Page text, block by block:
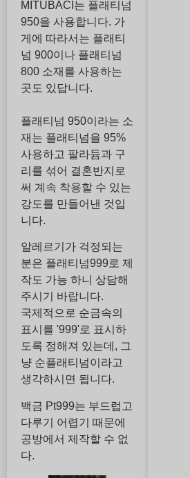
MITUBACI는 플래티넘
950을 사용합니다. 가
게에 따라서는 플래티
넘 900이나 플래티넘
800 소재를 사용하는
곳도 있답니다.
플래티넘 950이라는 소
재는 플래티넘을 95%
사용하고 팔라듐과 구
리를 섞어 결혼반지로
써 계속 착용할 수 있는
강도를 만들어낸 것입
니다.
알레르기가 걱정되는
분은 플래티넘999로 제
작도 가능 하니 상담해
주시기 바랍니다.
국제적으로 순금속의
표시를 '999'로 표시하
도록 정해져 있는데, 그
냥 순플래티넘이라고
생각하시면 됩니다.
백금 Pt999는 부드럽고
다루기 어렵기 때문에
공방에서 제작할 수 없
다.